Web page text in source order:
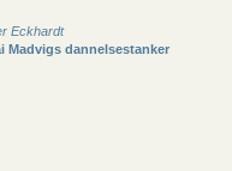
Eckhardt
Madvigs dannelsestanker